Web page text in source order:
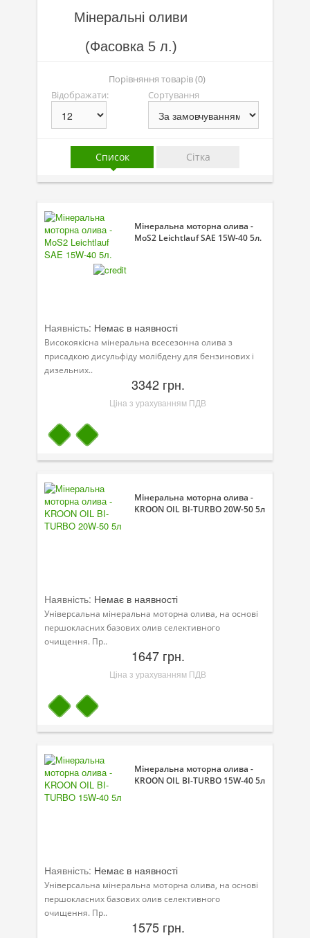
Напівсинтетичні оливи
Мінеральні оливи
Лінійка олив Molygen
Лінійка олив Top Tec
Лінійка олив Special Tec
Лінійка олив Optimal
Присадки в оливу
Присадки до систем охолодження
Трансмісійні оливи
Сервісні продукти
Клеї і герметики
Мастила
Спеціальні програми
Оливи для зброї
Оливи для моторів човнів
Продукція для саду
Технологічні рідини
Мінеральні оливи
(Фасовка 5 л.)
Порівняння товарів (0)
Відображати:
Сортування
Список Сітка
Мінеральна моторна олива -
MoS2 Leichtlauf SAE 15W-40 5л.
Наявність: Немає в наявності
Високоякісна мінеральна всесезонна олива з
присадкою дисульфіду молібдену для бензинових і
дизельних..
3342 грн.
Ціна з урахуванням ПДВ
Мінеральна моторна олива -
KROON OIL BI-TURBO 20W-50 5л
Наявність: Немає в наявності
Універсальна мінеральна моторна олива, на основі
першокласних базових олив селективного
очищення. Пр..
1647 грн.
Ціна з урахуванням ПДВ
Мінеральна моторна олива -
KROON OIL BI-TURBO 15W-40 5л
Наявність: Немає в наявності
Універсальна мінеральна моторна олива, на основі
першокласних базових олив селективного
очищення. Пр..
1575 грн.